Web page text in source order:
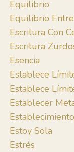
Equilibrio
Equilibrio
Escritura Con
Escritura
Esencia
Establece
Establece
Establecer
Estoy Sola
Estrés